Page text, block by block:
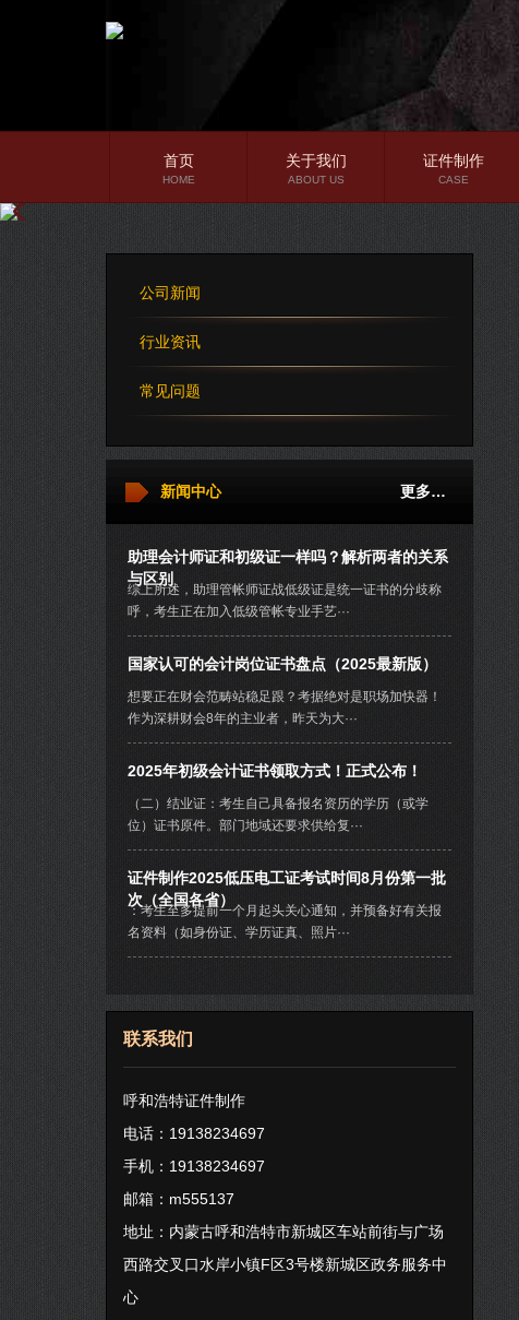
首页
HOME
关于我们
ABOUT US
证件制作
CASE
公司新闻
行业资讯
常见问题
更多…
新闻中心
助理会计师证和初级证一样吗？解析两者的关系
与区别
综上所述，助理管帐师证战低级证是统一证书的分歧称
呼，考生正在加入低级管帐专业手艺···
国家认可的会计岗位证书盘点（2025最新版）
想要正在财会范畴站稳足跟？考据绝对是职场加快器！
作为深耕财会8年的主业者，昨天为大···
2025年初级会计证书领取方式！正式公布！
（二）结业证：考生自己具备报名资历的学历（或学
位）证书原件。部门地域还要求供给复···
证件制作2025低压电工证考试时间8月份第一批
次（全国各省）
：考生至多提前一个月起头关心通知，并预备好有关报
名资料（如身份证、学历证真、照片···
联系我们
呼和浩特证件制作
电话：19138234697
手机：19138234697
邮箱：m555137
地址：内蒙古呼和浩特市新城区车站前街与广场
西路交叉口水岸小镇F区3号楼新城区政务服务中
心